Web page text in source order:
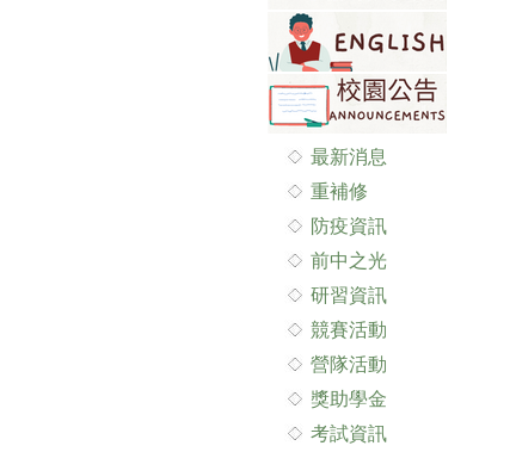
最新消息
重補修
防疫資訊
前中之光
研習資訊
競賽活動
營隊活動
獎助學金
考試資訊